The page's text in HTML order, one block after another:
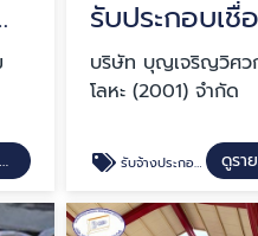
ปทุมธานี
ดูรายละเอียด
บริษัท บุญเจริญวิศว
โลหะ (2001) จำกัด
รับจ้างประกอบเชื่อมชิ้นเหล็ก OEM